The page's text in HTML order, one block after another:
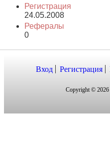
Регистрация
24.05.2008
Рефералы
0
Вход Регистрация
Copyright © 2026